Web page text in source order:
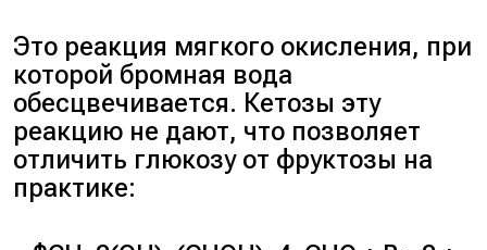
Это реакция мягкого окисления, при
которой бромная вода
обесцвечивается. Кетозы эту
реакцию не дают, что позволяет
отличить глюкозу от фруктозы на
практике: